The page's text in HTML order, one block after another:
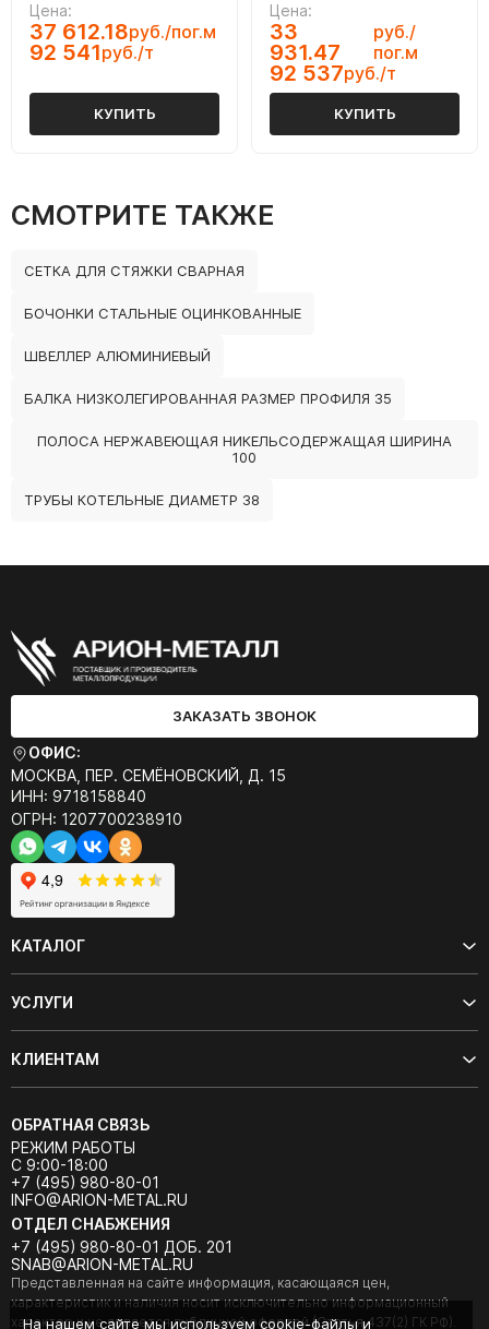
Цена:
37 612.18руб./пог.м
92 541руб./т
КУПИТЬ
Цена:
33
931.47
руб./
пог.м
92 537руб./т
КУПИТЬ
СМОТРИТЕ ТАКЖЕ
СЕТКА ДЛЯ СТЯЖКИ СВАРНАЯ
БОЧОНКИ СТАЛЬНЫЕ ОЦИНКОВАННЫЕ
ШВЕЛЛЕР АЛЮМИНИЕВЫЙ
БАЛКА НИЗКОЛЕГИРОВАННАЯ РАЗМЕР ПРОФИЛЯ 35
ПОЛОСА НЕРЖАВЕЮЩАЯ НИКЕЛЬСОДЕРЖАЩАЯ ШИРИНА
100
ТРУБЫ КОТЕЛЬНЫЕ ДИАМЕТР 38
ЗАКАЗАТЬ ЗВОНОК
ОФИС:
МОСКВА, ПЕР. СЕМЁНОВСКИЙ, Д. 15
ИНН: 9718158840
ОГРН: 1207700238910
КАТАЛОГ
УСЛУГИ
КЛИЕНТАМ
ОБРАТНАЯ СВЯЗЬ
РЕЖИМ РАБОТЫ
С 9:00-18:00
+7 (495) 980-80-01
INFO@ARION-METAL.RU
ОТДЕЛ СНАБЖЕНИЯ
+7 (495) 980-80-01 ДОБ. 201
SNAB@ARION-METAL.RU
Представленная на сайте информация, касающаяся цен,
характеристик и наличия носит исключительно информационный
характер и не является публичной офертой (Статья 437(2) ГК РФ).
На нашем сайте мы используем cookie-файлы и